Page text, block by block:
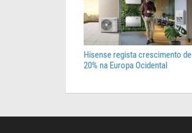
Hisense regista crescimento de
20% na Europa Ocidental